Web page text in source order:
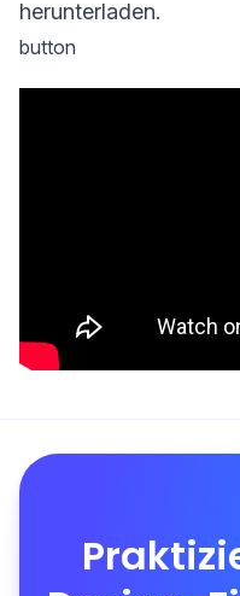
herunterladen.
button